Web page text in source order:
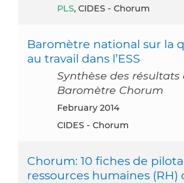
PLS, CIDES - Chorum
Baromètre national sur la
au travail dans l’ESS
Synthèse des résultats
Baromètre Chorum
February 2014
CIDES - Chorum
Chorum: 10 fiches de
ressources humaines (RH)